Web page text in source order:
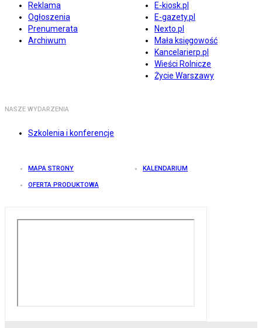
Reklama
Ogłoszenia
Prenumerata
Archiwum
E-kiosk.pl
E-gazety.pl
Nexto.pl
Mała księgowość
Kancelarierp.pl
Wieści Rolnicze
Życie Warszawy
NASZE WYDARZENIA
Szkolenia i konferencje
MAPA STRONY KALENDARIUM
OFERTA PRODUKTOWA